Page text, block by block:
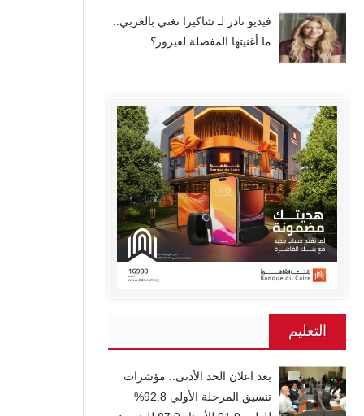
فيديو نادر لـ شاكيرا تغني بالعربي..
ما أغنيتها المفضلة لفيروز؟
التعليم
بعد اعلان الحد الأدنى.. مؤشرات
تنسيق المرحلة الأولي 92.8%